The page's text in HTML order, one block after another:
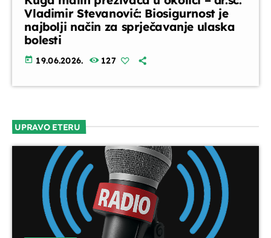
Vladimir Stevanović: Biosigurnost je
najbolji način za sprječavanje ulaska
bolesti
today 19.06.2026. 127
UPRAVO ETERU